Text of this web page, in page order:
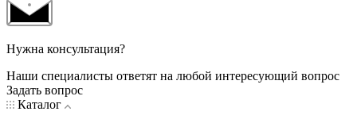
Нужна консультация?
Наши специалисты ответят на любой интересующий вопрос
Задать вопрос
Каталог